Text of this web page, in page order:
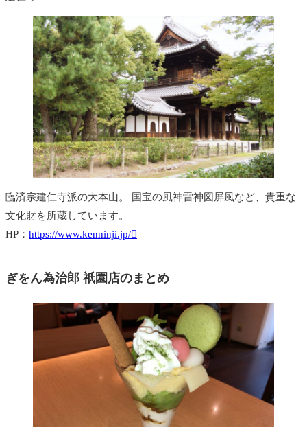
臨済宗建仁寺派の大本山。 国宝の風神雷神図屏風など、貴重な
文化財を所蔵しています。
HP： https://www.kenninji.jp/
ぎをん為治郎 祇園店のまとめ